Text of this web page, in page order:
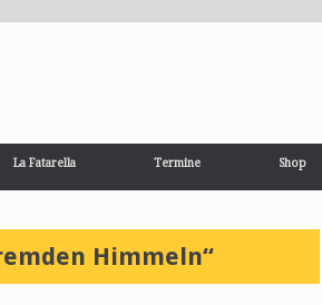
La Fatarella Termine Shop
Himmeln“